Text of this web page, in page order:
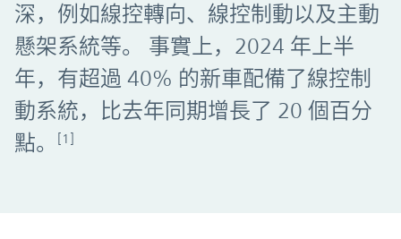
深，例如線控轉向、線控制動以及主動
懸架系統等。 事實上，2024 年上半
年，有超過 40% 的新車配備了線控制
動系統，比去年同期增長了 20 個百分
點。
[1]